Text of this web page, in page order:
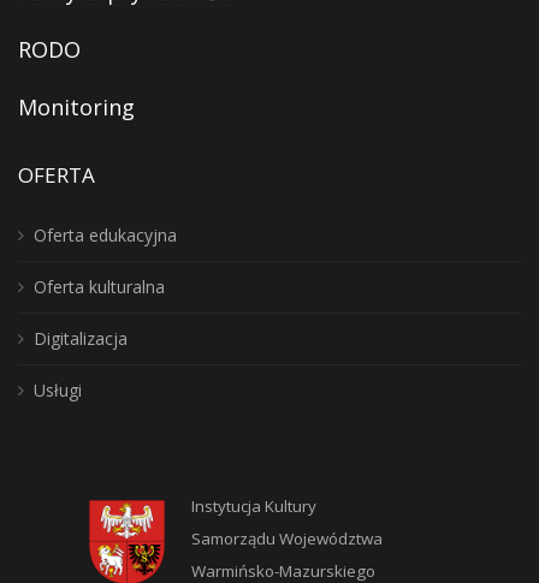
RODO
Monitoring
OFERTA
Oferta edukacyjna
Oferta kulturalna
Digitalizacja
Usługi
Instytucja Kultury
Samorządu Województwa
Warmińsko-Mazurskiego